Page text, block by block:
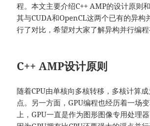
程。本文主要介绍C++ AMP的设计原则
其与CUDA和OpenCL这两个已有的异构
行了对比，希望对大家了解异构并行编程
C++ AMP设计原则
随着CPU由单核向多核转移，多核计算
点。另一方面，GPU编程也经历着一场
上，GPU一直是作为图形图像专用处理